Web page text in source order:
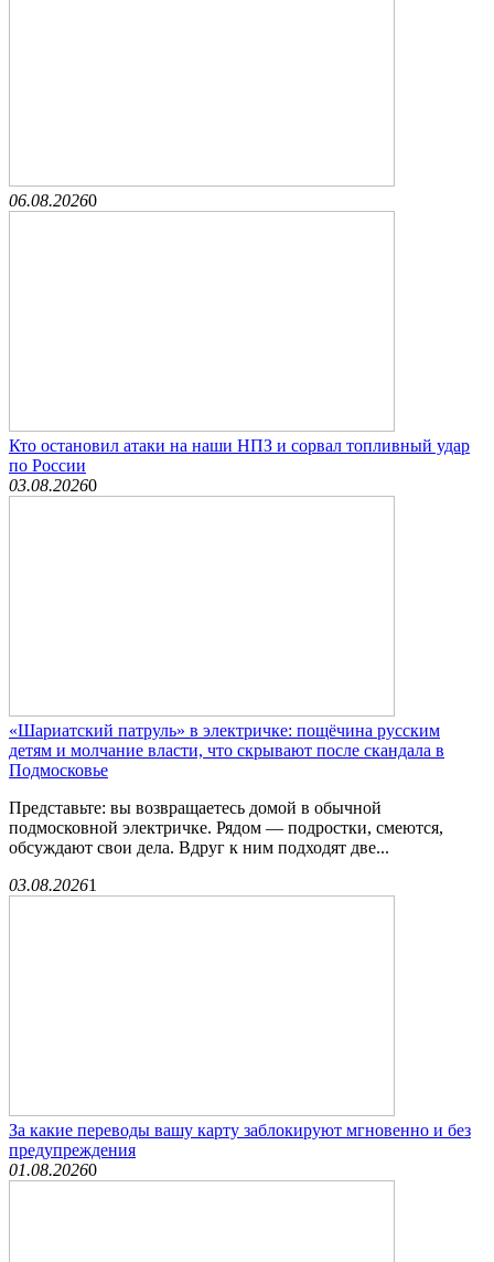
06.08.20260
Кто остановил атаки на наши НПЗ и сорвал топливный удар
по России
03.08.20260
«Шариатский патруль» в электричке: пощёчина русским
детям и молчание власти, что скрывают после скандала в
Подмосковье
Представьте: вы возвращаетесь домой в обычной
подмосковной электричке. Рядом — подростки, смеются,
обсуждают свои дела. Вдруг к ним подходят две...
03.08.20261
За какие переводы вашу карту заблокируют мгновенно и без
предупреждения
01.08.20260